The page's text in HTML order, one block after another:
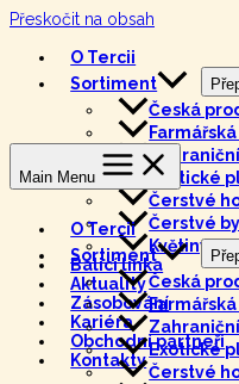
Přeskočit na obsah
O Tercii
Sortiment
Česká
Exotické
Čerstvé
Čerstvé
Květiny
Balicí linka
Aktuality
Zásobování
Kariéra
Obchodní partneři
Kontakty
Main Menu
O Tercii
Sortiment
Česká
Exotické
Čerstvé